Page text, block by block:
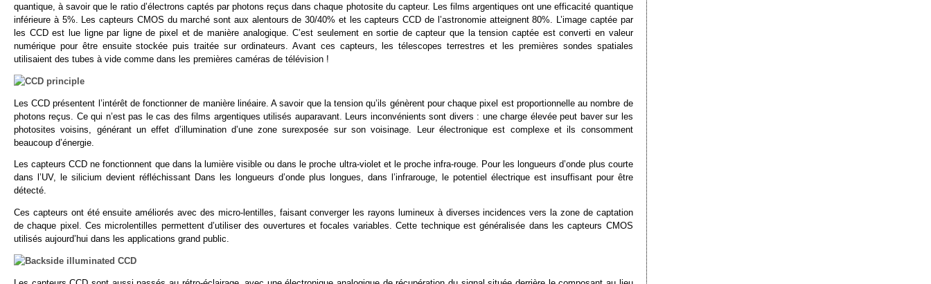
quantique, à savoir que le ratio d’électrons captés par photons reçus dans chaque photosite du capteur. Les films argentiques ont une efficacité quantique
inférieure à 5%. Les capteurs CMOS du marché sont aux alentours de 30/40% et les capteurs CCD de l’astronomie atteignent 80%. L’image captée par
les CCD est lue ligne par ligne de pixel et de manière analogique. C’est seulement en sortie de capteur que la tension captée est converti en valeur
numérique pour être ensuite stockée puis traitée sur ordinateurs. Avant ces capteurs, les télescopes terrestres et les premières sondes spatiales
utilisaient des tubes à vide comme dans les premières caméras de télévision !
Les CCD présentent l’intérêt de fonctionner de manière linéaire. A savoir que la tension qu’ils génèrent pour chaque pixel est proportionnelle au nombre de
photons reçus. Ce qui n’est pas le cas des films argentiques utilisés auparavant. Leurs inconvénients sont divers : une charge élevée peut baver sur les
photosites voisins, générant un effet d’illumination d’une zone surexposée sur son voisinage. Leur électronique est complexe et ils consomment
beaucoup d’énergie.
Les capteurs CCD ne fonctionnent que dans la lumière visible ou dans le proche ultra-violet et le proche infra-rouge. Pour les longueurs d’onde plus courte
dans l’UV, le silicium devient réfléchissant Dans les longueurs d’onde plus longues, dans l’infrarouge, le potentiel électrique est insuffisant pour être
détecté.
Ces capteurs ont été ensuite améliorés avec des micro-lentilles, faisant converger les rayons lumineux à diverses incidences vers la zone de captation
de chaque pixel. Ces microlentilles permettent d’utiliser des ouvertures et focales variables. Cette technique est généralisée dans les capteurs CMOS
utilisés aujourd’hui dans les applications grand public.